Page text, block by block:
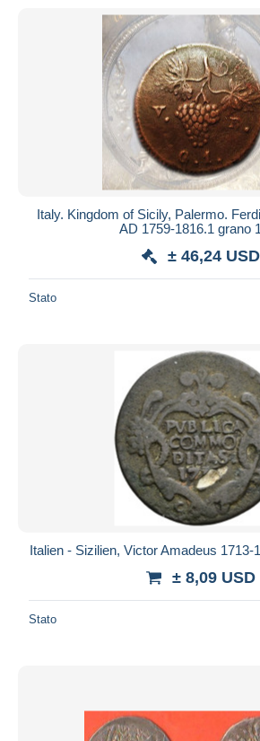
Italy. Kingdom of Sicily, Palermo.
AD 1759-1816.1 grano
± 46,24 USD
Stato
Italien - Sizilien, Victor Amadeus 1713-
± 8,09 USD
Stato